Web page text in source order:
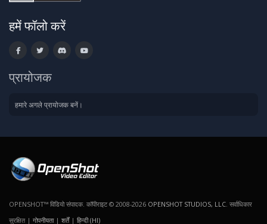
हमें फॉलो करें
प्रायोजक
हमारे अगले प्रायोजक बनें।
OPENSHOT™ विडियो संपादक. कॉपीराइट © 2008-2026 OPENSHOT STUDIOS, LLC. सर्वाधिकार
सुरक्षित | गोपनीयता| शर्तें| हिन्दी (HI)